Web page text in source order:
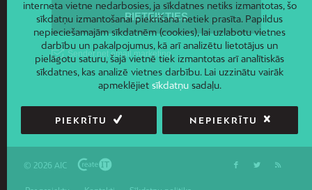
© 2026 AIC
interneta vietne nedarbosies, ja sīkdatnes netiks izmantotas, šo
sīkdatņu izmantošanai piekrišana netiek prasīta. Papildus
nepieciešamajām sīkdatnēm (cookies), lai uzlabotu vietnes
darbību un pakalpojumus, kā arī analizētu lietotājus un
pielāgotu saturu, šajā vietnē tiek izmantotas arī analītiskās
sīkdatnes, kas analizē vietnes darbību. Lai uzzinātu vairāk
apmeklējiet sīkdatņusadaļu.
PIEKRĪTU NEPIEKRĪTU